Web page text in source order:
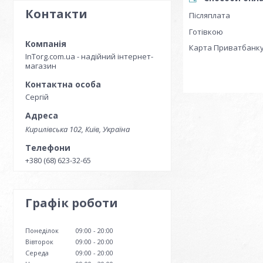
Контакти
InTorg.com.ua - надійний інтернет-
магазин
Сергій
Кирилівська 102, Київ, Україна
+380 (68) 623-32-65
Графік роботи
Понеділок 09:00
20:00
Вівторок
09:00
20:00
Середа
09:00
20:00
Післяплата
Готівкою
Карта